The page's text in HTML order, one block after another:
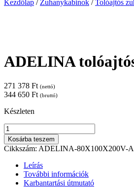
Kezdőlap / Zuhanykabinok /Tolóajtós
ADELINA
271 378 Ft (nettó)
344 650 Ft (bruttó)
Készleten
ADELINA
tolóajtós
zuhanykabin
-
80X100X200
Kosárba teszem
Cikkszám: ADELINA-80X100X200V-A
Leírás
További információk
Karbantartási útmutató